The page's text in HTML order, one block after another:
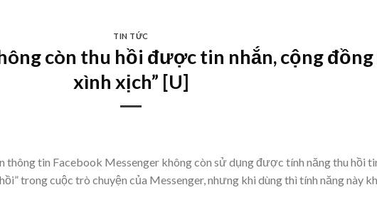
TIN TỨC
còn thu hồi được tin nhắn, cộng đồng
xình xịch” [U]
tin Facebook Messenger không còn sử dụng được tính năng thu hồi
trong cuộc trò chuyện của Messenger, nhưng khi dùng thì tính năng này